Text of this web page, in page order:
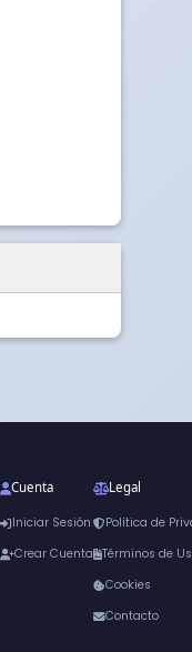
Cuenta
Iniciar Sesión
Crear Cuenta
Legal
Política de
Términos de
Cookies
Contacto